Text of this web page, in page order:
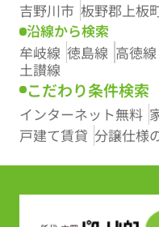
吉野川市 板野郡上板
沿線から検索
牟岐線 徳島線 高徳線
土讃線
こだわり条件検索
インターネット無料
戸建て賃貸 分譲仕様